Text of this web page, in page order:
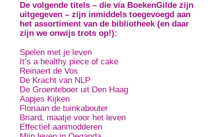
De volgende titels – die via BoekenGilde zijn
uitgegeven – zijn inmiddels toegevoegd aan
het assortiment van de bibliotheek (en daar
zijn we onwijs trots op!):
Spelen met je leven
It’s a healthy piece of cake
Reinaert de Vos
De Kracht van NLP
De Groenteboer uit Den Haag
Aapjes Kijken
Floriaan de tuinkabouter
Briard, maatje voor het leven
Effectief aanmodderen